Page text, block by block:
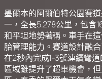
墨爾本的阿爾伯特公園賽
一，全長5.278公里，包含
和平坦地勢著稱。車手在
胎管理能力。賽道設計融
在2秒內完成1-3號連續彎
區域雖提升了超車機會，